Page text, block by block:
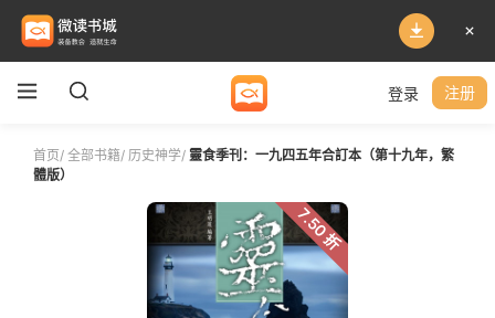
登录 注册
首页/ 全部书籍/ 历史神学/ 靈食季刊：一九四五年合訂本（第十九年，繁
體版）
7.50 折